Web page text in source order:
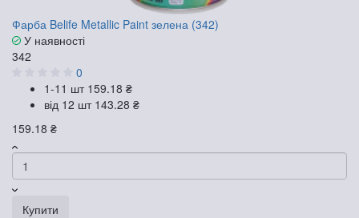
Фарба Belife Metallic Paint зелена (342)
У наявності
342
0
1-11 шт 159.18 ₴
від 12 шт 143.28 ₴
159.18 ₴
Купити